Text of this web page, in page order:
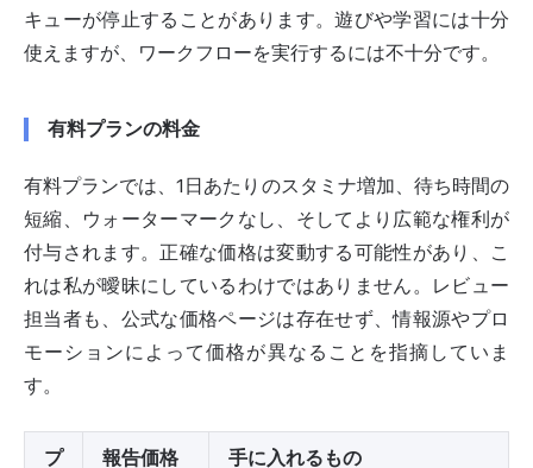
キューが停止することがあります。遊びや学習には十分
使えますが、ワークフローを実行するには不十分です。
有料プランの料金
有料プランでは、1日あたりのスタミナ増加、待ち時間の
短縮、ウォーターマークなし、そしてより広範な権利が
付与されます。正確な価格は変動する可能性があり、こ
れは私が曖昧にしているわけではありません。レビュー
担当者も、公式な価格ページは存在せず、情報源やプロ
モーションによって価格が異なることを指摘していま
す。
プ
報告価格 手に入れるもの